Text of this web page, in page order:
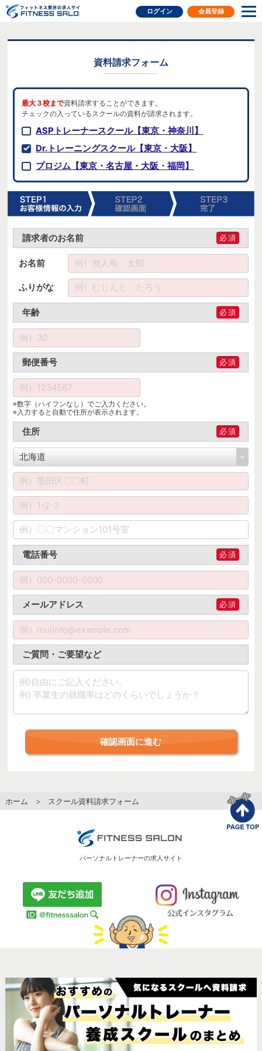
フィットネス業界の求人
ログイン 会員登録
資料請求フォーム
最大３校まで資料請求することができます。
チェックの入っているスクールの資料が請求されます。
ASPトレーナースクール【東京・神奈川】
Dr.トレーニングスクール【東京・大阪】
プロジム【東京・名古屋・大阪・福岡】
請求者のお名前 必須
お名前
ふりがな
年齢 必須
郵便番号 必須
※数字（ハイフンなし）でご入力ください。
※入力すると自動で住所が表示されます。
住所 必須
電話番号 必須
メールアドレス 必須
ご質問・ご要望など
確認画面に進む
ホーム > スクール資料請求フォーム
パーソナルトレーナーの求人サイト